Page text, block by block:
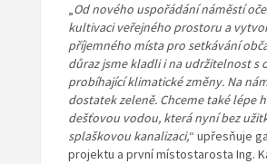
„Od nového uspořádání náměstí
kultivaci veřejného prostoru a
příjemného místa pro setkávání
důraz jsme kladli i na udržitelnost s
probíhající klimatické změny. Na
dostatek zeleně. Chceme také lépe
dešťovou vodou, která nyní bez
splaškovou kanalizaci,“ upřesňuje
projektu a první místostarosta Ing.